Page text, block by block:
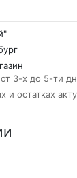
от 3-х до 5-ти
и остатках